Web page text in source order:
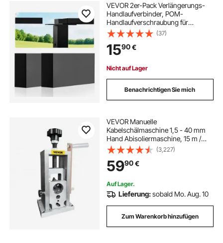
VEVOR 2er-Pack Verlängerungs-
Handlaufverbinder, POM-
Handlaufverschraubung für
rechteckige Handlauf-Top-
Kabelgeländer-System-Kits, Deck-
Kabelschienensystem im
Außenbereich, Mattschwarz, HT-
04
(37)
1590€
Nicht auf Lager
Benachrichtigen Sie mich
VEVOR Manuelle
Kabelschälmaschine 1,5 - 40 mm
Hand Abisoliermaschine, 15 m /
min Kupferschrott, 4 kg Mehrfach-
Abisolierzange, Schneidemaschine
mit Abisoliergeschwindigkeit für
Kabelbaumverarbeitung
(3,227)
5990€
Auf Lager.
Lieferung:sobald Mo. Aug. 10
Zum Warenkorb hinzufügen